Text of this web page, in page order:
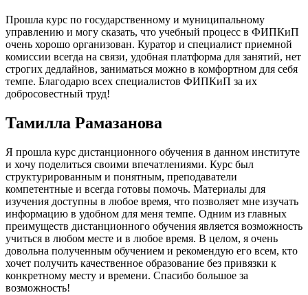
Прошла курс по государственному и муниципальному
управлению и могу сказать, что учебный процесс в ФИПКиП
очень хорошо организован. Куратор и специалист приемной
комиссии всегда на связи, удобная платформа для занятий, нет
строгих дедлайнов, заниматься можно в комфортном для себя
темпе. Благодарю всех специалистов ФИПКиП за их
добросовестный труд!
Тамилла Рамазанова
Я прошла курс дистанционного обучения в данном институте
и хочу поделиться своими впечатлениями. Курс был
структурированным и понятным, преподаватели
компетентные и всегда готовы помочь. Материалы для
изучения доступны в любое время, что позволяет мне изучать
информацию в удобном для меня темпе. Одним из главных
преимуществ дистанционного обучения является возможность
учиться в любом месте и в любое время. В целом, я очень
довольна полученным обучением и рекомендую его всем, кто
хочет получить качественное образование без привязки к
конкретному месту и времени. Спасибо большое за
возможность!